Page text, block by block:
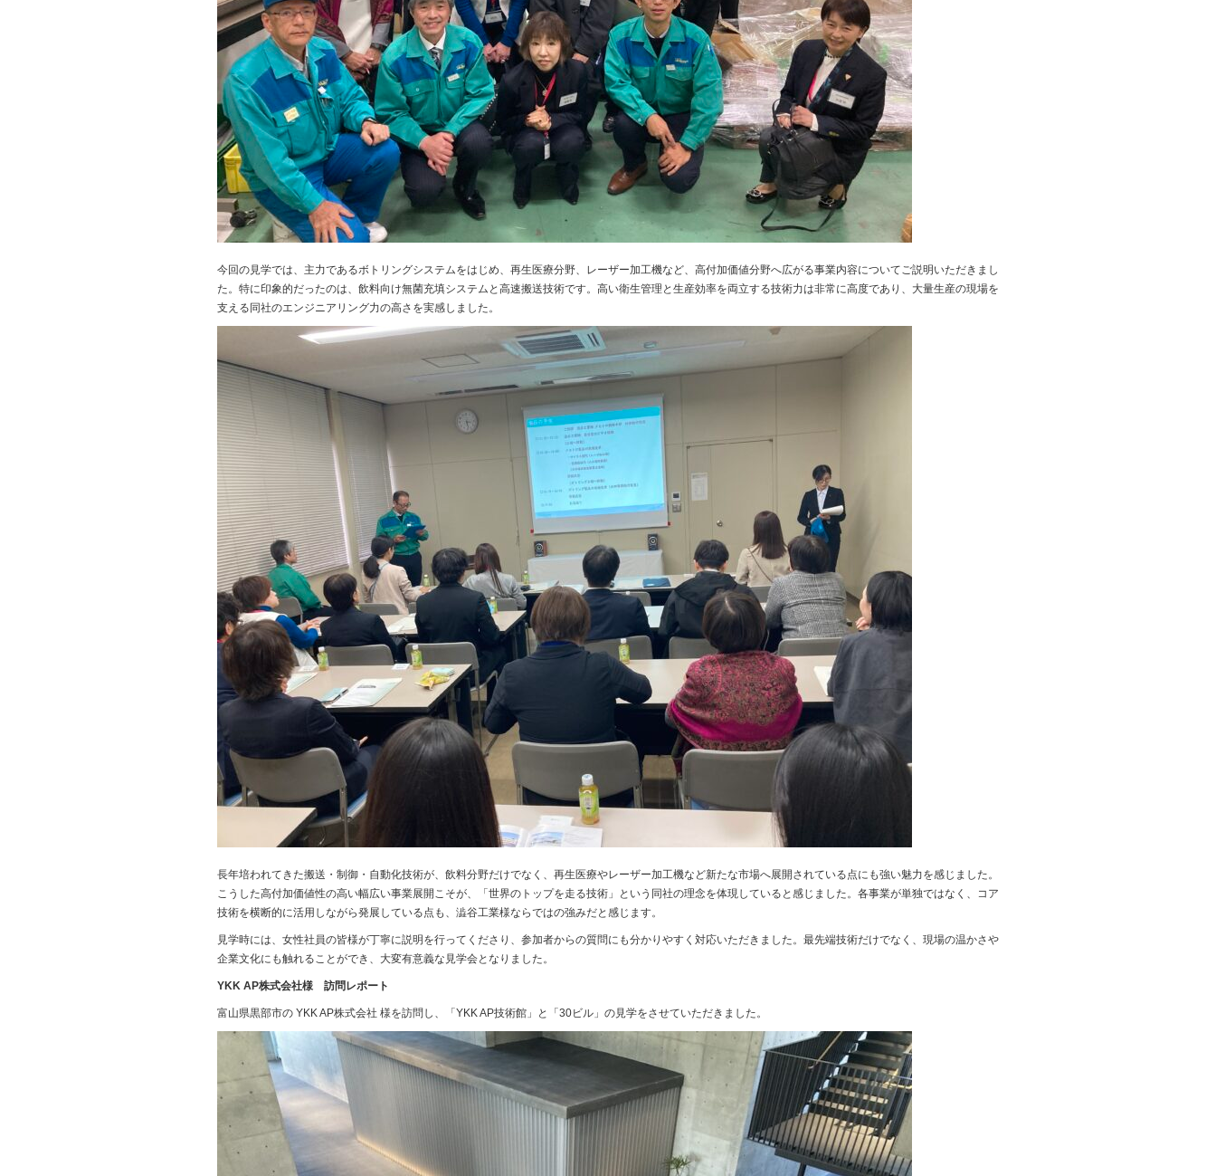
今回の見学では、主力であるボトリングシステムをはじめ、再生医療分野、レーザー加工機など、高付加価値分野へ広がる事業内容についてご説明いただきまし
た。特に印象的だったのは、飲料向け無菌充填システムと高速搬送技術です。高い衛生管理と生産効率を両立する技術力は非常に高度であり、大量生産の現場を
支える同社のエンジニアリング力の高さを実感しました。
長年培われてきた搬送・制御・自動化技術が、飲料分野だけでなく、再生医療やレーザー加工機など新たな市場へ展開されている点にも強い魅力を感じました。
こうした高付加価値性の高い幅広い事業展開こそが、「世界のトップを走る技術」という同社の理念を体現していると感じました。各事業が単独ではなく、コア
技術を横断的に活用しながら発展している点も、澁谷工業様ならではの強みだと感じます。
見学時には、女性社員の皆様が丁寧に説明を行ってくださり、参加者からの質問にも分かりやすく対応いただきました。最先端技術だけでなく、現場の温かさや
企業文化にも触れることができ、大変有意義な見学会となりました。
YKK AP株式会社様 訪問レポート
富山県黒部市の YKK AP株式会社 様を訪問し、「YKK AP技術館」と「30ビル」の見学をさせていただきました。